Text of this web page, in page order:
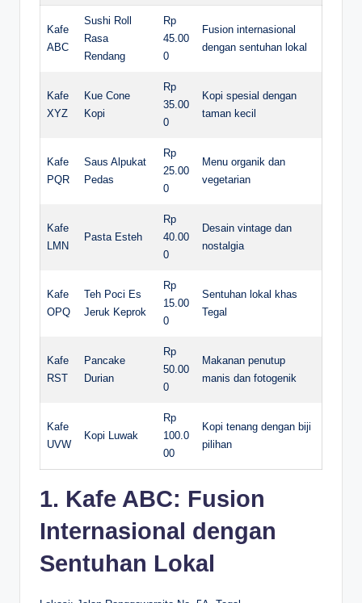
Kafe
ABC
Sushi Roll
Rasa
Rendang
Rp
45.00
0
Fusion internasional
dengan sentuhan lokal
Kafe
XYZ
Kue Cone
Kopi
Rp
35.00
0
Kopi spesial dengan
taman kecil
Kafe
PQR
Saus Alpukat
Pedas
Rp
25.00
0
Menu organik dan
vegetarian
Kafe
LMN
Pasta Esteh
Rp
40.00
0
Desain vintage dan
nostalgia
Kafe
OPQ
Teh Poci Es
Jeruk Keprok
Rp
15.00
0
Sentuhan lokal khas
Tegal
Kafe
RST
Pancake
Durian
Rp
50.00
0
Makanan penutup
manis dan fotogenik
Kafe
UVW
Kopi Luwak
Rp
100.0
00
Kopi tenang dengan biji
pilihan
1. Kafe ABC: Fusion
Internasional dengan
Sentuhan Lokal